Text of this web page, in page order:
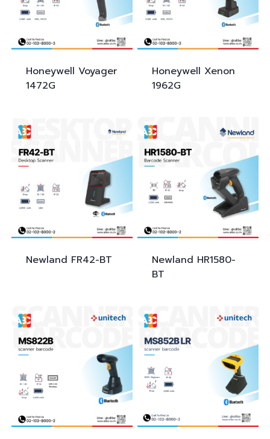
Honeywell Voyager
1472G
Honeywell Xenon
1962G
Newland FR42-BT Newland HR1580-
BT